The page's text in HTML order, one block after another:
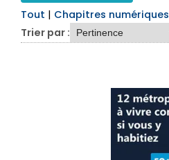
Tout | Chapitres numériques
Trier par :